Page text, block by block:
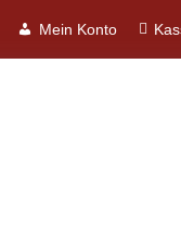
Mein Konto